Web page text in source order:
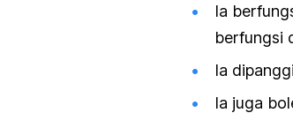
Ia
berfungsi
Ia
Ia juga